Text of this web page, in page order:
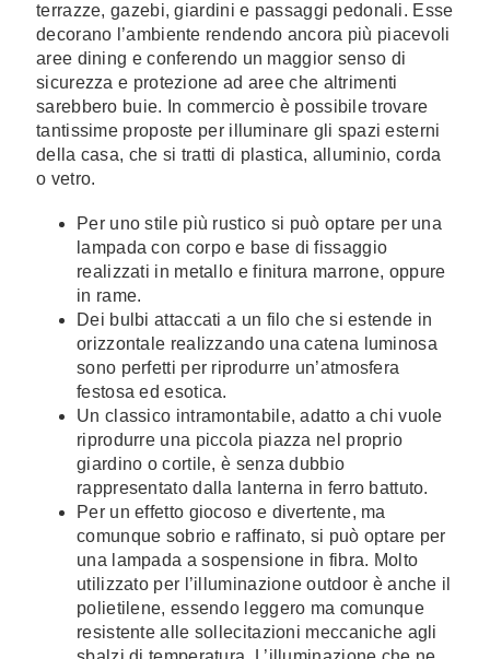
terrazze, gazebi, giardini e passaggi pedonali. Esse
decorano l’ambiente rendendo ancora più piacevoli
aree dining e conferendo un maggior senso di
sicurezza e protezione ad aree che altrimenti
sarebbero buie. In commercio è possibile trovare
tantissime proposte per illuminare gli spazi esterni
della casa, che si tratti di plastica, alluminio, corda
o vetro.
Per uno stile più rustico si può optare per una
lampada con corpo e base di fissaggio
realizzati in metallo e finitura marrone, oppure
in rame.
Dei bulbi attaccati a un filo che si estende in
orizzontale realizzando una catena luminosa
sono perfetti per riprodurre un’atmosfera
festosa ed esotica.
Un classico intramontabile, adatto a chi vuole
riprodurre una piccola piazza nel proprio
giardino o cortile, è senza dubbio
rappresentato dalla lanterna in ferro battuto.
Per un effetto giocoso e divertente, ma
comunque sobrio e raffinato, si può optare per
una lampada a sospensione in fibra. Molto
utilizzato per l’illuminazione outdoor è anche il
polietilene, essendo leggero ma comunque
resistente alle sollecitazioni meccaniche agli